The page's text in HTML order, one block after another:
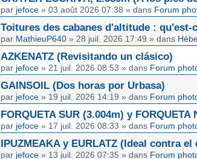
par jefoce » 03 août 2026 07:38 » dans Forum
Toitures des cabanes d'altitude :
par MathieuP640 » 28 juil. 2026 17:49 » dans
AZKENATZ (Revisitando un clásico)
par jefoce » 21 juil. 2026 08:53 » dans Forum
GAINSOIL (Dos horas por Urbasa)
par jefoce » 19 juil. 2026 14:19 » dans Forum
FORQUETA SUR (3.004m) y
par jefoce » 17 juil. 2026 08:33 » dans Forum
IPUZMEAKA y EURLATZ (Ideal contra el
par jefoce » 13 juil. 2026 07:35 » dans Forum